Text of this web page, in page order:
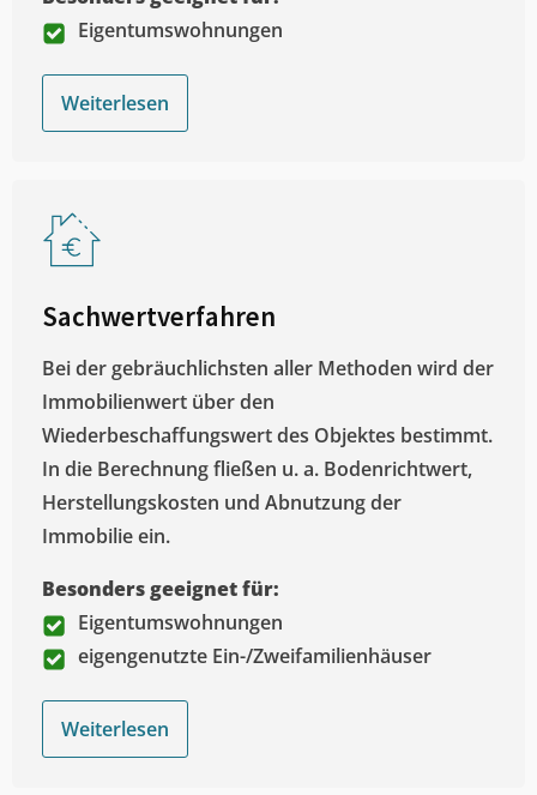
Eigentumswohnungen
Weiterlesen
Sachwertverfahren
Bei der gebräuchlichsten aller Methoden wird der
Immobilienwert über den
Wiederbeschaffungswert des Objektes bestimmt.
In die Berechnung fließen u. a. Bodenrichtwert,
Herstellungskosten und Abnutzung der
Immobilie ein.
Besonders geeignet für:
Eigentumswohnungen
eigengenutzte Ein-/Zweifamilienhäuser
Weiterlesen